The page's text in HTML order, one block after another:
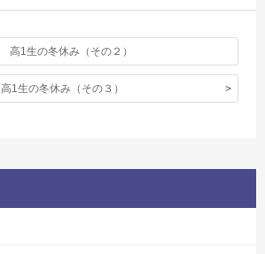
高1生の冬休み（その２）
高1生の冬休み（その３）